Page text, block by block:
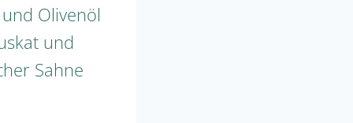
Olivenöl
und
Sahne